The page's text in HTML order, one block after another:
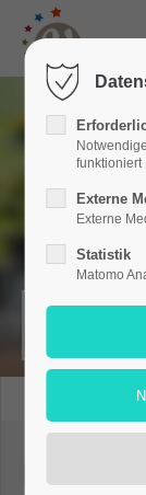
Pure
funktioniert
Externe
Externe
Statistik
Matomo